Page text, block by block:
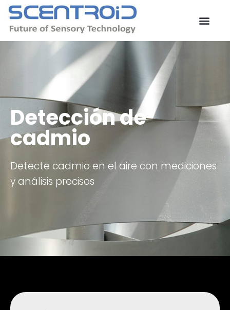
contenido
Detección de
cadmio
Detecte cadmio en el aire con mediciones
y análisis precisos